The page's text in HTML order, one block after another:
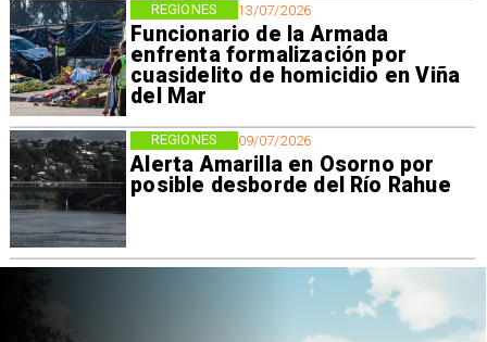
13/07/2026
Funcionario de la Armada
enfrenta formalización por
cuasidelito de homicidio en Viña
del Mar
REGIONES
09/07/2026
Alerta Amarilla en Osorno por
posible desborde del Río Rahue
REGIONES